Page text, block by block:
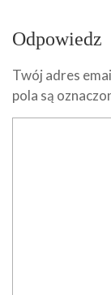
Odpowiedz
Twój adres
pola są